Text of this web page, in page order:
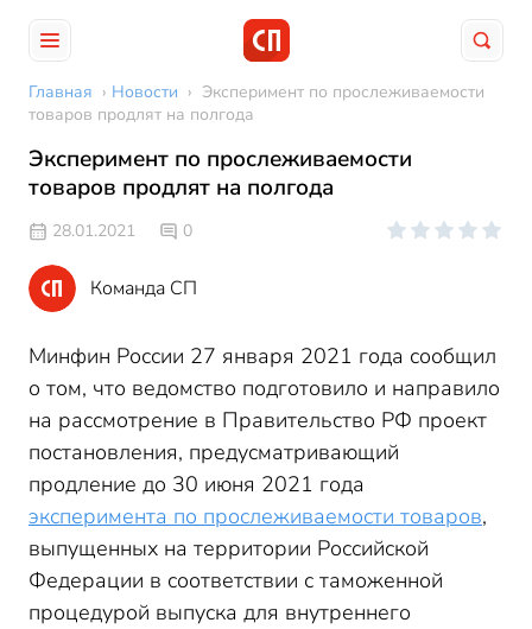
Главная › Новости › Эксперимент по прослеживаемости
товаров продлят на полгода
Эксперимент по прослеживаемости
товаров продлят на полгода
28.01.2021 0
Команда СП
Минфин России 27 января 2021 года сообщил
о том, что ведомство подготовило и направило
на рассмотрение в Правительство РФ проект
постановления, предусматривающий
продление до 30 июня 2021 года
эксперимента по прослеживаемости товаров,
выпущенных на территории Российской
Федерации в соответствии с таможенной
процедурой выпуска для внутреннего